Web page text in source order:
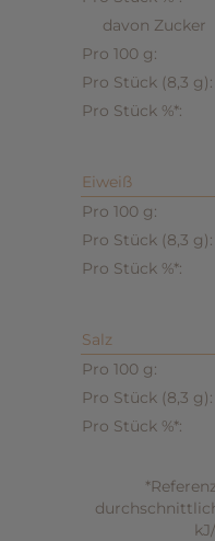
davon Zucker
Eiweiß
Salz